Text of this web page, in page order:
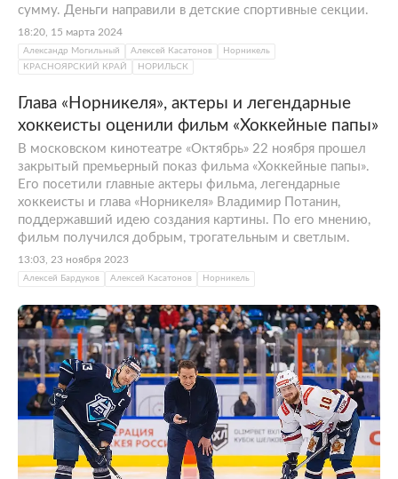
сумму. Деньги направили в детские спортивные секции.
18:20, 15 марта 2024
Александр Могильный Алексей Касатонов
Норникель
КРАСНОЯРСКИЙ КРАЙ
НОРИЛЬСК
Глава «Норникеля», актеры и легендарные
хоккеисты оценили фильм «Хоккейные папы»
В московском кинотеатре «Октябрь» 22 ноября прошел
закрытый премьерный показ фильма «Хоккейные папы».
Его посетили главные актеры фильма, легендарные
хоккеисты и глава «Норникеля» Владимир Потанин,
поддержавший идею создания картины. По его мнению,
фильм получился добрым, трогательным и светлым.
13:03, 23 ноября 2023
Алексей Бардуков Алексей Касатонов Норникель